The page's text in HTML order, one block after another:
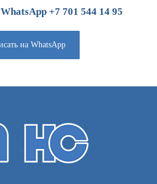
+7 701 544 14 95
на WhatsApp